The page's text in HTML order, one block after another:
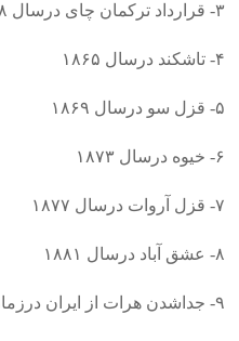
۳- قرارداد ترکمان چای درسال ۱۸۲۸
۴- تاشکند درسال ۱۸۶۵
۵- قزل سو درسال ۱۸۶۹
۶- خیوه درسال ۱۸۷۳
۷- قزل آروات درسال ۱۸۷۷
۸- عشق آباد درسال ۱۸۸۱
۹- جداشدن هرات از ایران درزمان محمد شاه